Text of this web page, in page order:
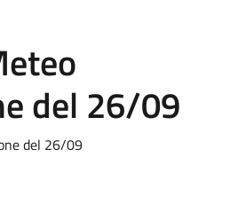
del 26/09
del 26/09